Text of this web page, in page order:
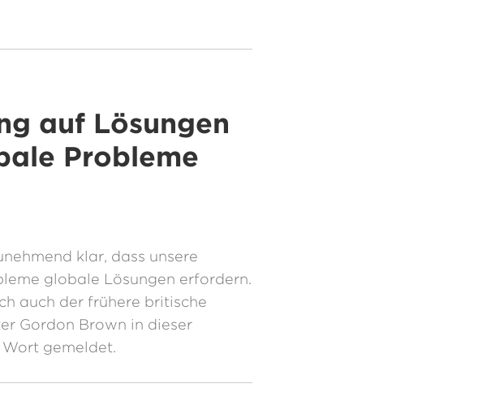
auf Lösungen
Probleme
klar, dass unsere
globale Lösungen erfordern.
auch der frühere britische
Gordon Brown in dieser
Wort gemeldet.